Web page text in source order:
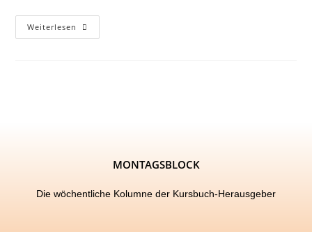
Weiterlesen
MONTAGSBLOCK
Die wöchentliche Kolumne der Kursbuch-Herausgeber